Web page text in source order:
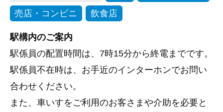
売店・コンビニ
飲食店
駅構内のご案内
駅係員の配置時間は、7時15分から終電までです。
駅係員不在時は、お手近のインターホンでお問い
合わせください。
また、車いすをご利用のお客さまや介助を必要と